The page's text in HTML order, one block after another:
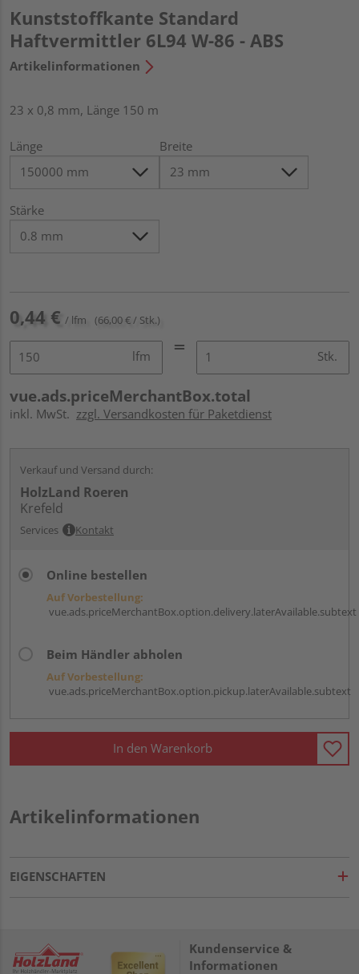
Kunststoffkante Standard
Haftvermittler 6L94 W-86 - ABS
Artikelinformationen
23 x 0,8 mm, Länge 150 m
Länge Breite
Stärke
0,44 € / lfm (66,00 € / Stk.)
lfm Stk.
vue.ads.priceMerchantBox.total
inkl. MwSt. zzgl. Versandkosten für Paketdienst
Verkauf und Versand durch:
HolzLand Roeren
Krefeld
Services Kontakt
Online bestellen
Auf Vorbestellung:
vue.ads.priceMerchantBox.option.delivery.laterAvailable.subtext
Beim Händler abholen
Auf Vorbestellung:
vue.ads.priceMerchantBox.option.pickup.laterAvailable.subtext
In den Warenkorb
Artikelinformationen
EIGENSCHAFTEN
Kundenservice &
Informationen